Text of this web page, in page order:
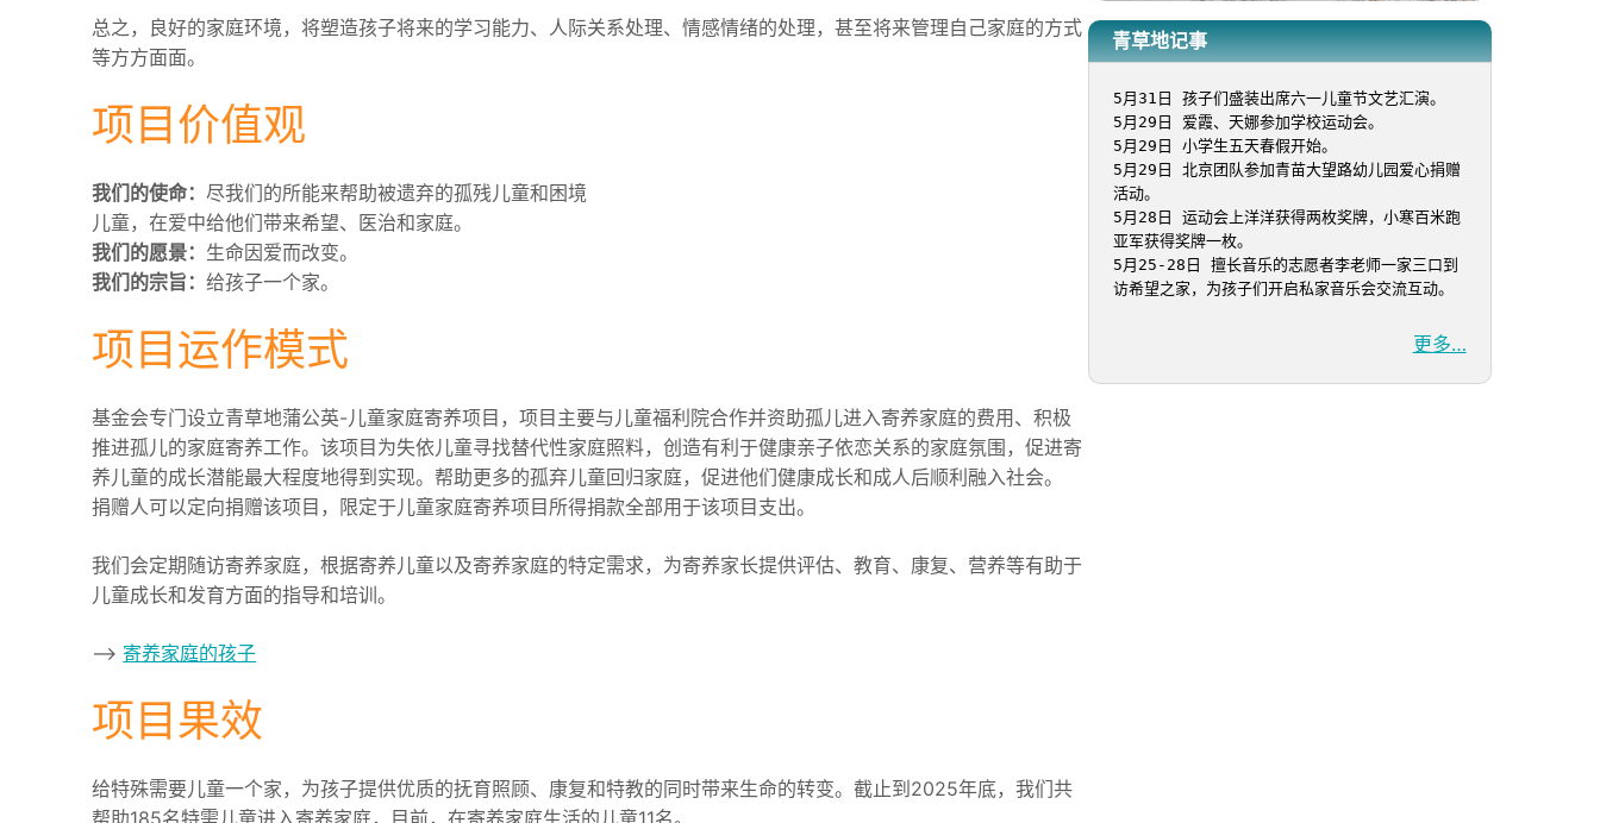
总之，良好的家庭环境，将塑造孩子将来的学习能力、人际关系处理、情感情绪的处理，甚至将来管理自己家庭的方式
等方方面面。
项目价值观
我们的使命：尽我们的所能来帮助被遗弃的孤残儿童和困境
儿童，在爱中给他们带来希望、医治和家庭。
我们的愿景： 生命因爱而改变。
我们的宗旨：给孩子一个家。
项目运作模式
基金会专门设立青草地蒲公英-儿童家庭寄养项目，项目主要与儿童福利院合作并资助孤儿进入寄养家庭的费用、积极
推进孤儿的家庭寄养工作。该项目为失依儿童寻找替代性家庭照料，创造有利于健康亲子依恋关系的家庭氛围，促进寄
养儿童的成长潜能最大程度地得到实现。帮助更多的孤弃儿童回归家庭，促进他们健康成长和成人后顺利融入社会。
捐赠人可以定向捐赠该项目，限定于儿童家庭寄养项目所得捐款全部用于该项目支出。
我们会定期随访寄养家庭，根据寄养儿童以及寄养家庭的特定需求，为寄养家长提供评估、教育、康复、营养等有助于
儿童成长和发育方面的指导和培训。
—> 寄养家庭的孩子
项目果效
给特殊需要儿童一个家，为孩子提供优质的抚育照顾、康复和特教的同时带来生命的转变。截止到2025年底，我们共
帮助185名特需儿童进入寄养家庭，目前，在寄养家庭生活的儿童11名。
青草地记事
5月31日 孩子们盛装出席六一儿童节文艺汇演。
5月29日 爱霞、天娜参加学校运动会。
5月29日 小学生五天春假开始。
5月29日 北京团队参加青苗大望路幼儿园爱心捐赠
活动。
5月28日 运动会上洋洋获得两枚奖牌，小寒百米跑
亚军获得奖牌一枚。
5月25-28日 擅长音乐的志愿者李老师一家三口到
访希望之家，为孩子们开启私家音乐会交流互动。
更多…